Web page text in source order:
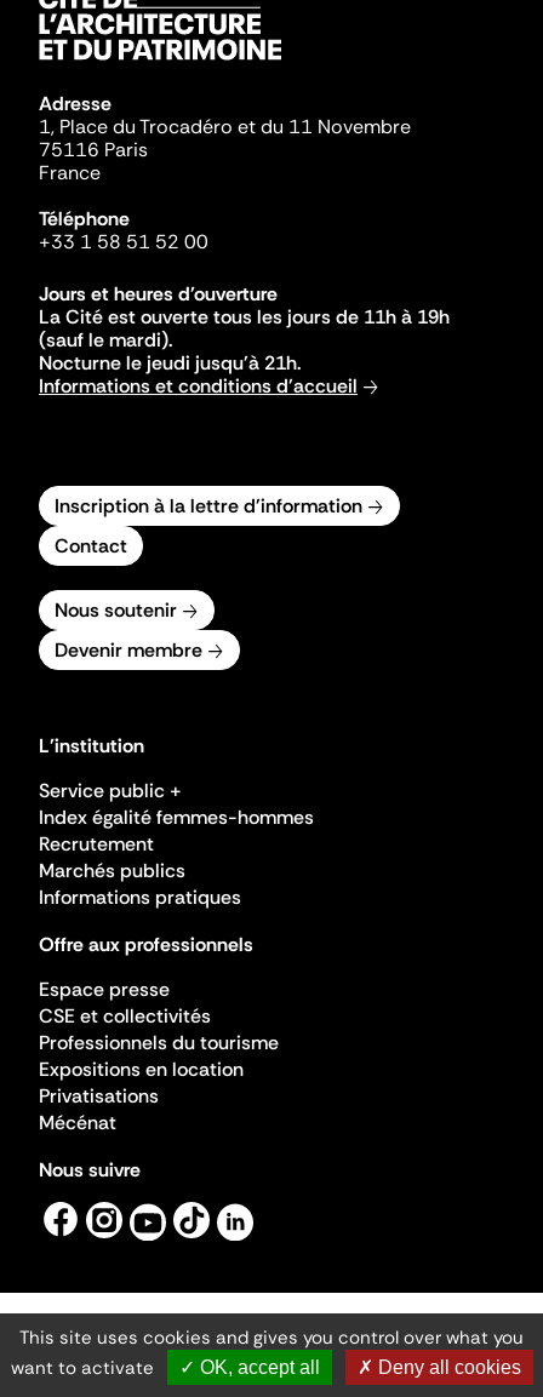
Adresse
1, Place du Trocadéro et du 11 Novembre
75116 Paris
France
Téléphone
+33 1 58 51 52 00
Jours et heures d'ouverture
La Cité est ouverte tous les jours de 11h à 19h
(sauf le mardi).
Nocturne le jeudi jusqu'à 21h.
Informations et conditions d'accueil
Inscription à la lettre d'information
Contact
Nous soutenir
Devenir membre
L'institution
Service public +
Index égalité femmes-hommes
Recrutement
Marchés publics
Informations pratiques
Offre aux professionnels
Espace presse
CSE et collectivités
Professionnels du tourisme
Expositions en location
Privatisations
Mécénat
Nous suivre
Mentions légales
Gestion des cookies
Accessibilité numérique
Ministère de la Culture ©2026
This site uses cookies and gives you control over what you
want to activate
✓ OK, accept all ✗ Deny all cookies